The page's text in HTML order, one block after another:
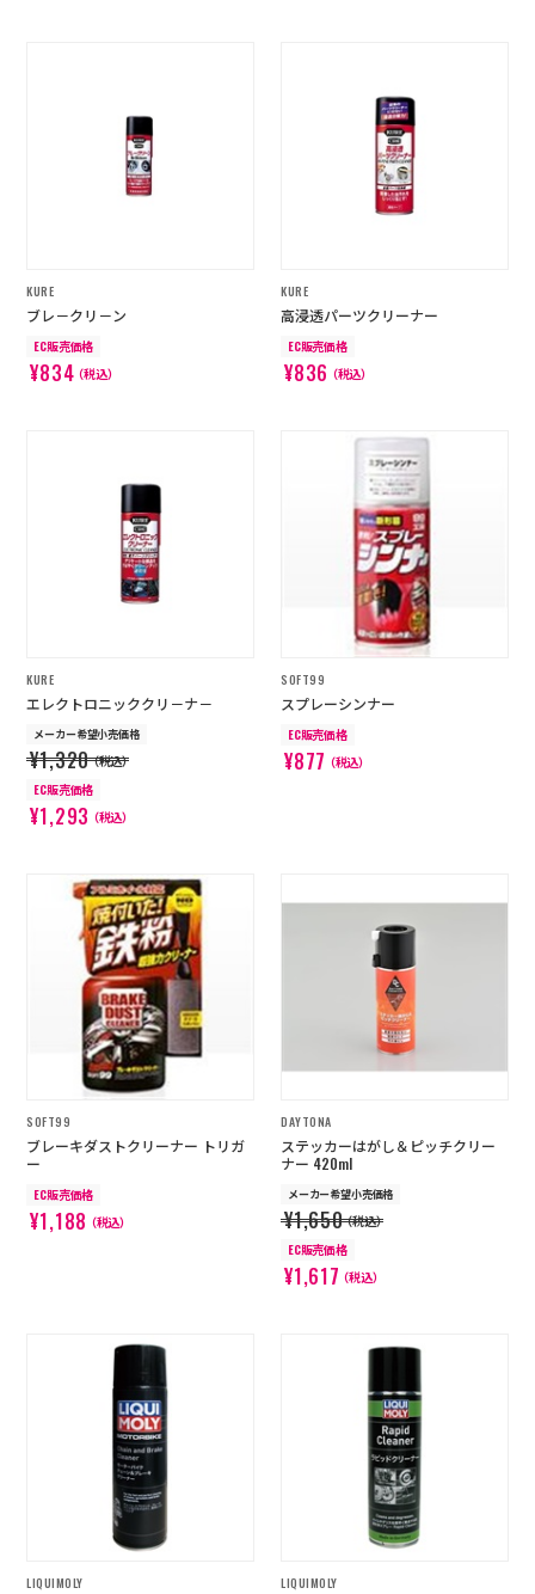
KURE
ブレ－クリ－ン
EC販売価格
¥834（税込）
KURE
高浸透パーツクリーナー
EC販売価格
¥836（税込）
KURE
エレクトロニッククリ－ナ－
メーカー希望小売価格
¥1,320（税込）
EC販売価格
¥1,293（税込）
SOFT99
スプレーシンナー
EC販売価格
¥877（税込）
SOFT99
ブレーキダストクリーナー トリガ
ー
EC販売価格
¥1,188（税込）
DAYTONA
ステッカーはがし＆ピッチクリー
ナー 420ml
メーカー希望小売価格
¥1,650（税込）
EC販売価格
¥1,617（税込）
LIQUIMOLY LIQUIMOLY